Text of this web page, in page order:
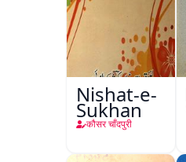
Nishat-e-
Sukhan
कौसर चाँदपुरी